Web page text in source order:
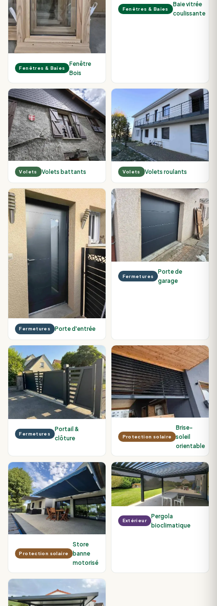
Fenêtres & Baies
Fenêtre
Bois
Fenêtres & Baies
Baie vitrée
coulissante
Volets Volets battants Volets Volets roulants
Fermetures Porte d'entrée
Fermetures
Porte de
garage
Fermetures
Portail &
clôture
Protection solaire
Brise-
soleil
orientable
Protection solaire
Store
banne
motorisé
Extérieur
Pergola
bioclimatique